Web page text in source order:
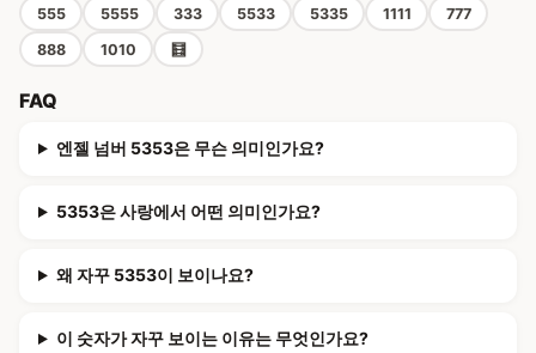
555 5555 333 5533 5335 1111
777
888
1010 🧮
FAQ
엔젤 넘버 5353은 무슨 의미인가요?
5353은 사랑에서 어떤 의미인가요?
왜 자꾸 5353이 보이나요?
이 숫자가 자꾸 보이는 이유는 무엇인가요?